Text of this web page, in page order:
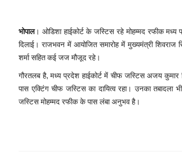
भोपाल। ओडिशा हाईकोर्ट के जस्टिस रहे मोहम्मद रफीक
दिलाई। राजभवन में आयोजित समारोह में मुख्यमंत्री शिवराज
शर्मा सहित कई जज मौजूद रहे।
गौरतलब है, मध्य प्रदेश हाईकोर्ट में चीफ जस्टिस अजय
पास एक्टिंग चीफ जस्टिस का दायित्व रहा। उनका
जस्टिस मोहम्मद रफीक के पास लंबा अनुभव है।